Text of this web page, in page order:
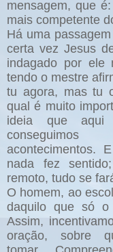
mensagem, que
mais competente
Há uma
certa vez Jesus
indagado por ele
tendo o mestre
tu agora, mas tu
qual é muito
ideia que aqui
conseguimos
acontecimentos.
nada fez
remoto, tudo se
O homem, ao
daquilo que só o
Assim,
oração, sobre